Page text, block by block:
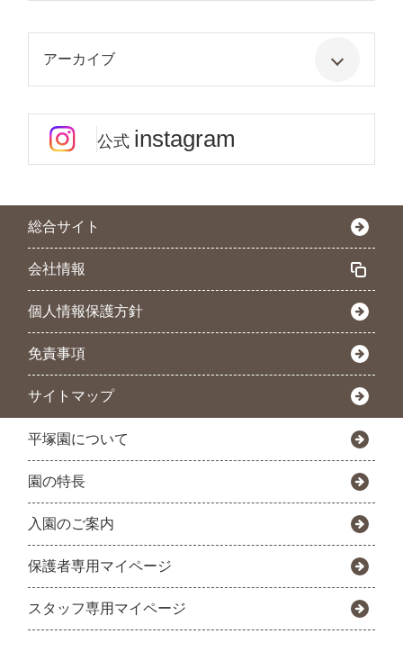
アーカイブ
公式 instagram
総合サイト
会社情報
個人情報保護方針
免責事項
サイトマップ
平塚園について
園の特長
入園のご案内
保護者専用マイページ
スタッフ専用マイページ